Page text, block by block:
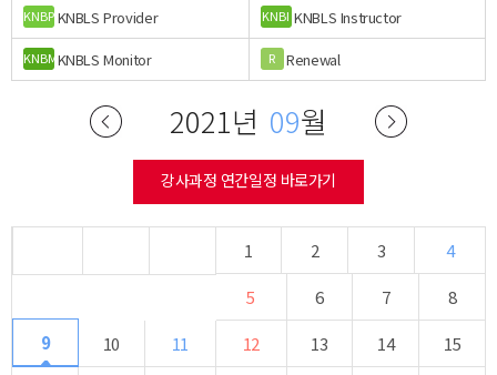
KNBPKNBLS Provider KNBI KNBLS Instructor
KNBMKNBLS Monitor R Renewal
2021년 09월
강사과정 연간일정 바로가기
1 2 3
4
5
6 7
8
9
10 11 12 13 14
15